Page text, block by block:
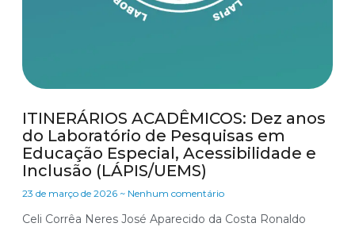
ITINERÁRIOS ACADÊMICOS: Dez anos
do Laboratório de Pesquisas em
Educação Especial, Acessibilidade e
Inclusão (LÁPIS/UEMS)
23 de março de 2026 Nenhum comentário
Celi Corrêa Neres José Aparecido da Costa Ronaldo